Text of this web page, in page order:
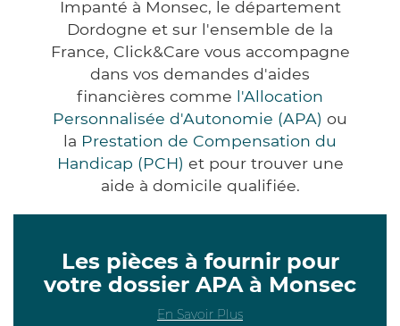
Impanté à Monsec, le département
Dordogne et sur l'ensemble de la
France, Click&Care vous accompagne
dans vos demandes d'aides
financières comme l'Allocation
Personnalisée d'Autonomie (APA) ou
la Prestation de Compensation du
Handicap (PCH) et pour trouver une
aide à domicile qualifiée.
Les pièces à fournir pour
votre dossier APA à Monsec
En Savoir Plus